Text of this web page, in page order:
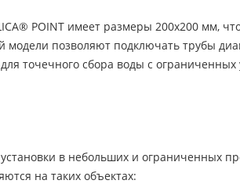
POINT имеет размеры 200х200 мм,
позволяют подключать трубы
точечного сбора воды с
в небольших и ограниченных
на таких объектах: